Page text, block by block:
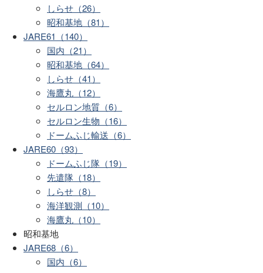
しらせ（26）
昭和基地（81）
JARE61（140）
国内（21）
昭和基地（64）
しらせ（41）
海鷹丸（12）
セルロン地質（6）
セルロン生物（16）
ドームふじ輸送（6）
JARE60（93）
ドームふじ隊（19）
先遣隊（18）
しらせ（8）
海洋観測（10）
海鷹丸（10）
昭和基地
JARE68（6）
国内（6）